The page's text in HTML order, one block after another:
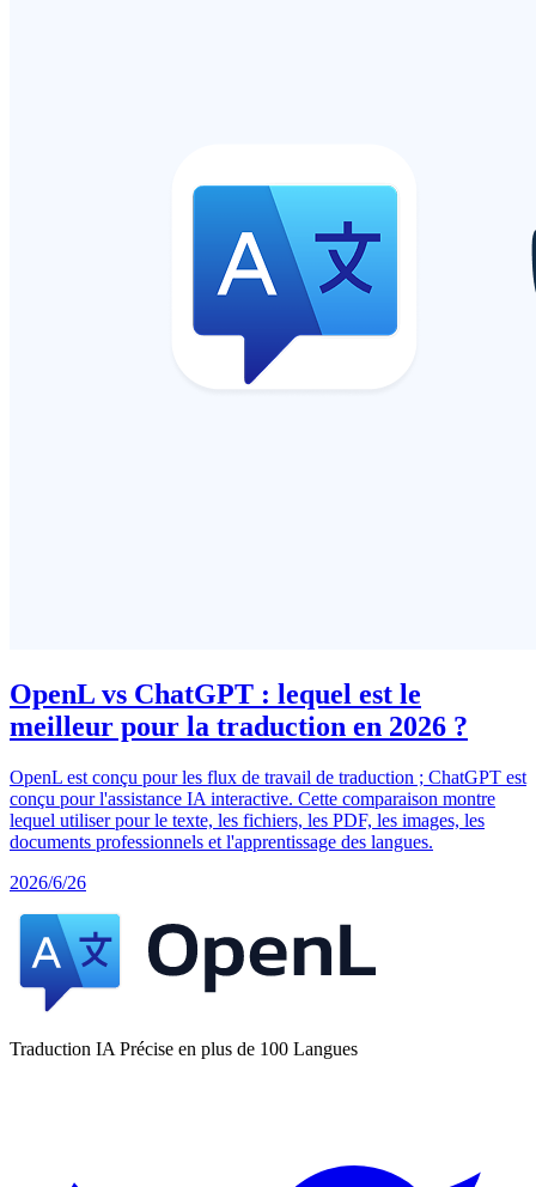
OpenL vs ChatGPT : lequel est le
meilleur pour la traduction en 2026 ?
OpenL est conçu pour les flux de travail de traduction ; ChatGPT est
conçu pour l'assistance IA interactive. Cette comparaison montre
lequel utiliser pour le texte, les fichiers, les PDF, les images, les
documents professionnels et l'apprentissage des langues.
2026/6/26
Traduction IA Précise en plus de 100 Langues